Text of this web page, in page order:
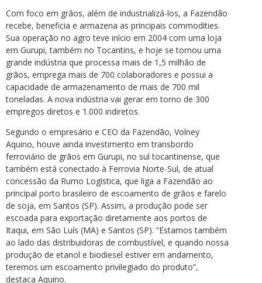
Com foco em grãos, além de industrializá-los, a Fazendão
recebe, beneficia e armazena as principais commodities.
Sua operação no agro teve início em 2004 com uma loja
em Gurupi, também no Tocantins, e hoje se tornou uma
grande indústria que processa mais de 1,5 milhão de
grãos, emprega mais de 700 colaboradores e possui a
capacidade de armazenamento de mais de 700 mil
toneladas. A nova indústria vai gerar em torno de 300
empregos diretos e 1.000 indiretos.
Segundo o empresário e CEO da Fazendão, Volney
Aquino, houve ainda investimento em transbordo
ferroviário de grãos em Gurupi, no sul tocantinense, que
também está conectado à Ferrovia Norte-Sul, de atual
concessão da Rumo Logística, que liga a Fazendão ao
principal porto brasileiro de escoamento de grãos e farelo
de soja, em Santos (SP). Assim, a produção pode ser
escoada para exportação diretamente aos portos de
Itaqui, em São Luís (MA) e Santos (SP). “Estamos também
ao lado das distribuidoras de combustível, e quando nossa
produção de etanol e biodiesel estiver em andamento,
teremos um escoamento privilegiado do produto”,
destaca Aquino.